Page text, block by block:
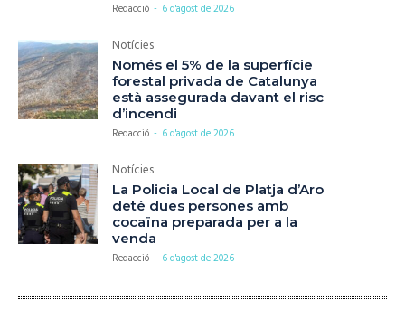
Redacció - 6 d'agost de 2026
Notícies
Només el 5% de la superfície
forestal privada de Catalunya
està assegurada davant el risc
d’incendi
Redacció - 6 d'agost de 2026
Notícies
La Policia Local de Platja d’Aro
deté dues persones amb
cocaïna preparada per a la
venda
Redacció - 6 d'agost de 2026